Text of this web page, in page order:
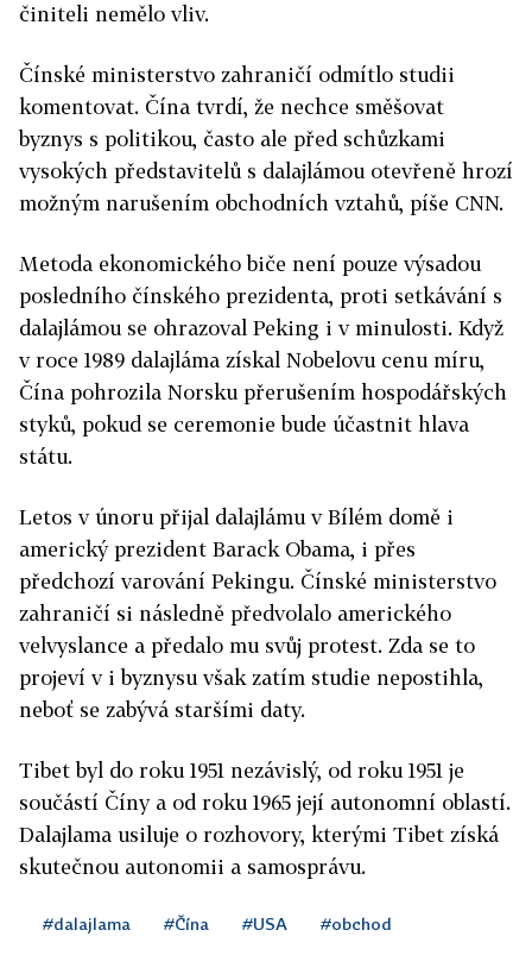
činiteli nemělo vliv.
Čínské ministerstvo zahraničí odmítlo studii
komentovat. Čína tvrdí, že nechce směšovat
byznys s politikou, často ale před schůzkami
vysokých představitelů s dalajlámou otevřeně hrozí
možným narušením obchodních vztahů, píše CNN.
Metoda ekonomického biče není pouze výsadou
posledního čínského prezidenta, proti setkávání s
dalajlámou se ohrazoval Peking i v minulosti. Když
v roce 1989 dalajláma získal Nobelovu cenu míru,
Čína pohrozila Norsku přerušením hospodářských
styků, pokud se ceremonie bude účastnit hlava
státu.
Letos v únoru přijal dalajlámu v Bílém domě i
americký prezident Barack Obama, i přes
předchozí varování Pekingu. Čínské ministerstvo
zahraničí si následně předvolalo amerického
velvyslance a předalo mu svůj protest. Zda se to
projeví v i byznysu však zatím studie nepostihla,
neboť se zabývá staršími daty.
Tibet byl do roku 1951 nezávislý, od roku 1951 je
součástí Číny a od roku 1965 její autonomní oblastí.
Dalajlama usiluje o rozhovory, kterými Tibet získá
skutečnou autonomii a samosprávu.
#dalajlama #Čína #USA #obchod